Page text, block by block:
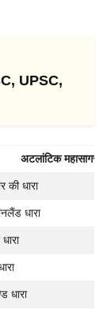
UPSC,
अटलांटिक महासागर
की धारा
धारा
धारा